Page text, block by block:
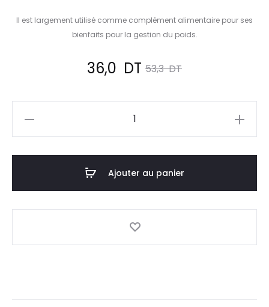
Il est largement utilisé comme complément alimentaire pour ses
bienfaits pour la gestion du poids.
53,3DT
Le
prix
initial
était :
53,3
DT.
36,0 DT
prix
est :
36,0
DT.
Ajouter au panier